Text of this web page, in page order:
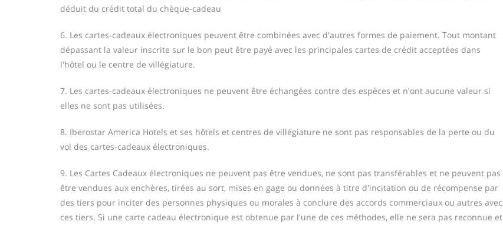
déduit du crédit total du chèque-cadeau
6. Les cartes-cadeaux électroniques peuvent être combinées avec d'autres formes de paiement. Tout montant
dépassant la valeur inscrite sur le bon peut être payé avec les principales cartes de crédit acceptées dans
l'hôtel ou le centre de villégiature.
7. Les cartes-cadeaux électroniques ne peuvent être échangées contre des espèces et n'ont aucune valeur si
elles ne sont pas utilisées.
8. Iberostar America Hotels et ses hôtels et centres de villégiature ne sont pas responsables de la perte ou du
vol des cartes-cadeaux électroniques.
9. Les Cartes Cadeaux électroniques ne peuvent pas être vendues, ne sont pas transférables et ne peuvent pas
être vendues aux enchères, tirées au sort, mises en gage ou données à titre d'incitation ou de récompense par
des tiers pour inciter des personnes physiques ou morales à conclure des accords commerciaux ou autres avec
ces tiers. Si une carte cadeau électronique est obtenue par l'une de ces méthodes, elle ne sera pas reconnue et